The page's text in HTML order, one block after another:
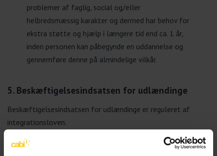
problemer af faglig, social og/eller
helbredsmæssig karakter og dermed har behov for
ekstra støtte og hjælp i længere tid end ca. 1 år,
inden personen kan påbegynde en uddannelse og
gennemføre denne på almindelige vilkår.
5. Beskæftigelsesindsatsen for udlændinge
Beskæftigelsesindsatsen for udlændinge er reguleret af
integrationsloven.
Målgruppen for introduktionsprogrammet i integrationsloven